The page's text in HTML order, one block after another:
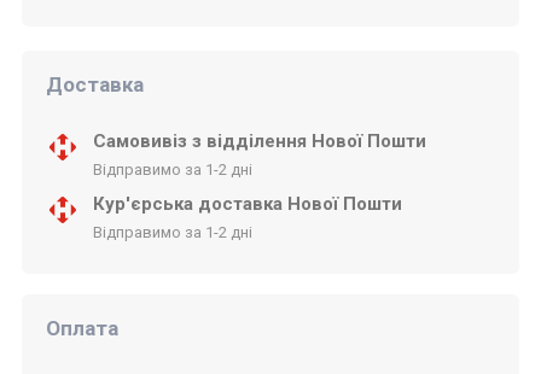
Доставка
Самовивіз з відділення Нової Пошти
Відправимо за 1-2 дні
Кур'єрська доставка Нової Пошти
Відправимо за 1-2 дні
Оплата